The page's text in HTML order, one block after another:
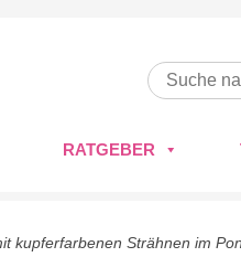
RATGEBER
kupferfarbenen Strähnen im